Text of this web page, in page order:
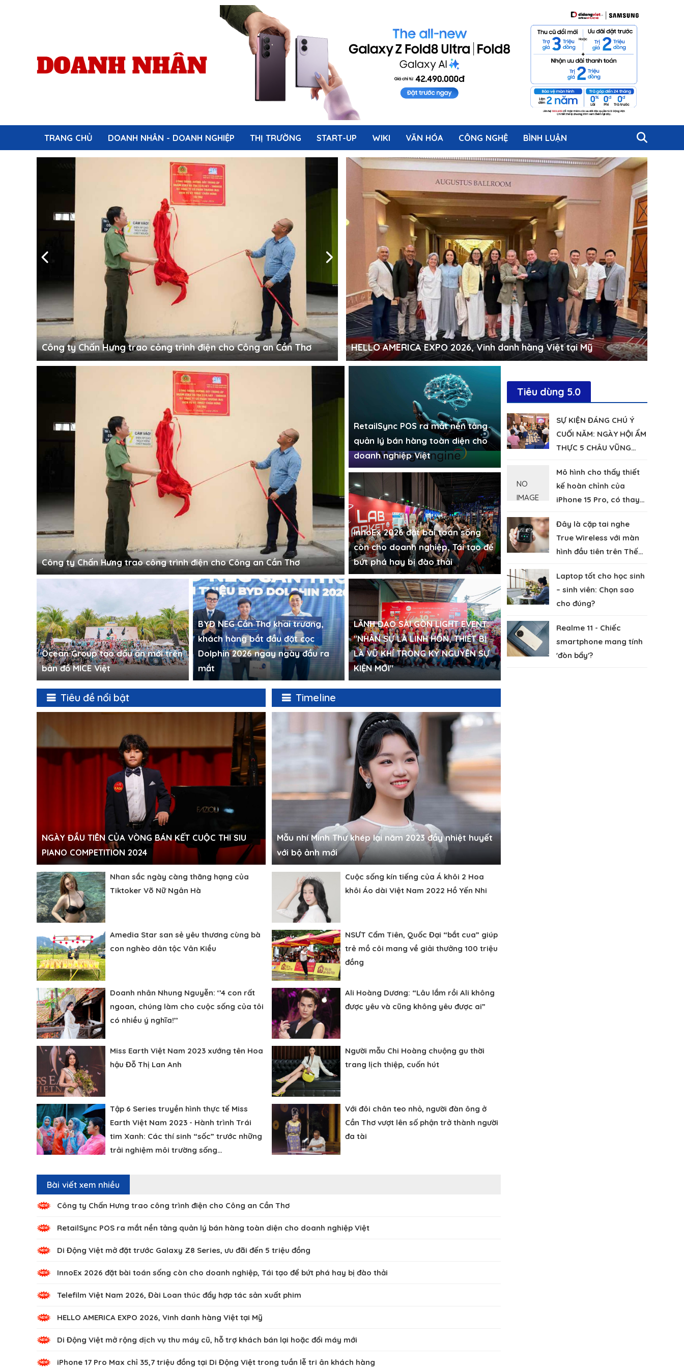
TRANG CHỦ DOANH NHÂN - DOANH NGHIỆP THỊ TRƯỜNG START-UP WIKI VĂN HÓA CÔNG NGHỆ BÌNH LUẬN
Công ty Chấn Hưng trao công trình điện cho Công an Cần Thơ
RetailSync POS ra mắt nền tảng quản lý bán hàng toàn diện cho
doanh nghiệp Việt
Di Động
đồng
HELLO AMERICA EXPO 2026, Vinh danh hàng Việt tại Mỹ
Công ty Chấn Hưng trao công trình điện cho Công an Cần Thơ
RetailSync POS ra mắt nền tảng
quản lý bán hàng toàn diện cho
doanh nghiệp Việt
InnoEx 2026 đặt bài toán sống
còn cho doanh nghiệp, Tái tạo để
bứt phá hay bị đào thải
Ocean Group tạo dấu ấn mới trên
bản đồ MICE Việt
BYD NEG Cần Thơ khai trương,
khách hàng bắt đầu đặt cọc
Dolphin 2026 ngay ngày đầu ra
mắt
LÃNH ĐẠO SÀI GÒN LIGHT EVENT:
"NHÂN SỰ LÀ LINH HỒN, THIẾT BỊ
LÀ VŨ KHÍ TRONG KỶ NGUYÊN SỰ
KIỆN MỚI"
Tiêu đề nổi bật
NGÀY ĐẦU TIÊN CỦA VÒNG BÁN KẾT CUỘC THI SIU
PIANO COMPETITION 2024
Nhan sắc ngày càng thăng hạng của
Tiktoker Võ Nữ Ngân Hà
Amedia Star san sẻ yêu thương cùng bà
con nghèo dân tộc Vân Kiều
Doanh nhân Nhung Nguyễn: ‘’4 con rất
ngoan, chúng làm cho cuộc sống của tôi
có nhiều ý nghĩa!’’
Miss Earth Việt Nam 2023 xướng tên Hoa
hậu Đỗ Thị Lan Anh
Tập 6 Series truyền hình thực tế Miss
Earth Việt Nam 2023 - Hành trình Trái
tim Xanh: Các thí sinh “sốc” trước những
trải nghiệm môi trường sống…
Timeline
Mẫu nhí Minh Thư khép lại năm 2023 đầy nhiệt huyết
với bộ ảnh mới
Cuộc sống kín tiếng của Á khôi 2 Hoa
khôi Áo dài Việt Nam 2022 Hồ Yến Nhi
NSƯT Cẩm Tiên, Quốc Đại “bắt cua” giúp
trẻ mồ côi mang về giải thưởng 100 triệu
đồng
Ali Hoàng Dương: “Lâu lắm rồi Ali không
được yêu và cũng không yêu được ai”
Người mẫu Chi Hoàng chuộng gu thời
trang lịch thiệp, cuốn hút
Với đôi chân teo nhỏ, người đàn ông ở
Cần Thơ vượt lên số phận trở thành người
đa tài
Bài viết xem nhiều
Công ty Chấn Hưng trao công trình điện cho Công an Cần Thơ
RetailSync POS ra mắt nền tảng quản lý bán hàng toàn diện cho doanh nghiệp Việt
Di Động Việt mở đặt trước Galaxy Z8 Series, ưu đãi đến 5 triệu đồng
InnoEx 2026 đặt bài toán sống còn cho doanh nghiệp, Tái tạo để bứt phá hay bị đào thải
Telefilm Việt Nam 2026, Đài Loan thúc đẩy hợp tác sản xuất phim
HELLO AMERICA EXPO 2026, Vinh danh hàng Việt tại Mỹ
Di Động Việt mở rộng dịch vụ thu máy cũ, hỗ trợ khách bán lại hoặc đổi máy mới
iPhone 17 Pro Max chỉ 35,7 triệu đồng tại Di Động Việt trong tuần lễ tri ân khách hàng
Tiêu dùng 5.0
SỰ KIỆN ĐÁNG CHÚ Ý
CUỐI NĂM: NGÀY HỘI ẨM
THỰC 5 CHÂU VŨNG
NO
IMAGE
Mô hình cho thấy thiết
kế hoàn chỉnh của
iPhone 15 Pro, có thay
14
Đây là cặp tai nghe
True Wireless với màn
hình đầu tiên trên Thế
Laptop tốt cho học sinh
– sinh viên: Chọn sao
cho đúng?
Realme 11 - Chiếc
smartphone mang tính
'đòn bẩy'?